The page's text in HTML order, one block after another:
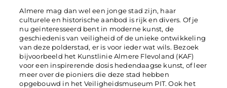
Almere mag dan wel een jonge stad zijn, haar
culturele en historische aanbod is rijk en divers. Of je
nu geïnteresseerd bent in moderne kunst, de
geschiedenis van veiligheid of de unieke ontwikkeling
van deze polderstad, er is voor ieder wat wils. Bezoek
bijvoorbeeld het Kunstlinie Almere Flevoland (KAF)
voor een inspirerende dosis hedendaagse kunst, of leer
meer over de pioniers die deze stad hebben
opgebouwd in het Veiligheidsmuseum PIT. Ook het